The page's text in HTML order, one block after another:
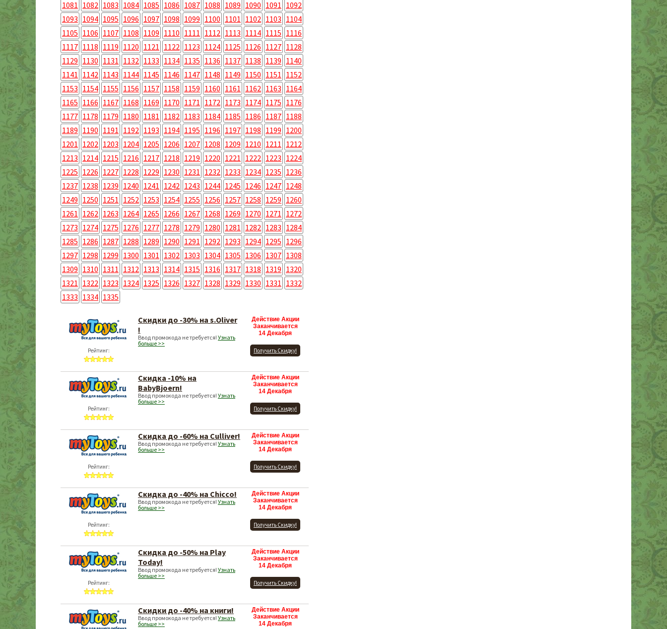
1081 1082 1083 1084 1085 1086 1087 1088 1089 1090 1091 1092
1093 1094 1095 1096 1097 1098 1099 1100 1101 1102 1103 1104
1105 1106 1107 1108 1109 1110 1111 1112 1113 1114 1115 1116
1117 1118 1119 1120 1121 1122 1123 1124 1125 1126 1127 1128
1129 1130 1131 1132 1133 1134 1135 1136 1137 1138 1139 1140
1141 1142 1143 1144 1145 1146 1147 1148 1149 1150 1151 1152
1153 1154 1155 1156 1157 1158 1159 1160 1161 1162 1163 1164
1165 1166 1167 1168 1169 1170 1171 1172 1173 1174 1175 1176
1177 1178 1179 1180 1181 1182 1183 1184 1185 1186 1187 1188
1189 1190 1191 1192 1193 1194 1195 1196 1197 1198 1199 1200
1201 1202 1203 1204 1205 1206 1207 1208 1209 1210 1211 1212
1213 1214 1215 1216 1217 1218 1219 1220 1221 1222 1223 1224
1225 1226 1227 1228 1229 1230 1231 1232 1233 1234 1235 1236
1237 1238 1239 1240 1241 1242 1243 1244 1245 1246 1247 1248
1249 1250 1251 1252 1253 1254 1255 1256 1257 1258 1259 1260
1261 1262 1263 1264 1265 1266 1267 1268 1269 1270 1271 1272
1273 1274 1275 1276 1277 1278 1279 1280 1281 1282 1283 1284
1285 1286 1287 1288 1289 1290 1291 1292 1293 1294 1295 1296
1297 1298 1299 1300 1301 1302 1303 1304 1305 1306 1307 1308
1309 1310 1311 1312 1313 1314 1315 1316 1317 1318 1319 1320
1321 1322 1323 1324 1325 1326 1327 1328 1329 1330 1331 1332
1333 1334 1335
Рейтинг:
Скидки до -30% на s.Oliver
!
Ввод промокода не требуется! Узнать
больше >>
Действие Акции
Заканчивается
14 Декабря
Получить Скидку!
Рейтинг:
Скидка -10% на
BabyBjoern!
Ввод промокода не требуется! Узнать
больше >>
Действие Акции
Заканчивается
14 Декабря
Получить Скидку!
Рейтинг:
Скидка до -60% на Culliver!
Ввод промокода не требуется! Узнать
больше >>
Действие Акции
Заканчивается
14 Декабря
Получить Скидку!
Рейтинг:
Скидка до -40% на Chicco!
Ввод промокода не требуется! Узнать
больше >>
Действие Акции
Заканчивается
14 Декабря
Получить Скидку!
Рейтинг:
Скидка до -50% на Play
Today!
Ввод промокода не требуется! Узнать
больше >>
Действие Акции
Заканчивается
14 Декабря
Получить Скидку!
Скидки до -40% на книги!
Ввод промокода не требуется! Узнать
больше >>
Действие Акции
Заканчивается
14 Декабря